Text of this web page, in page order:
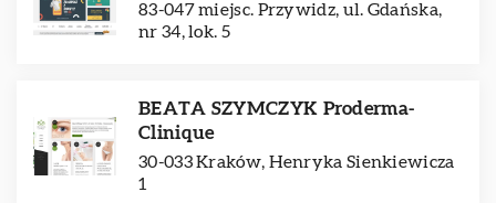
83-047 miejsc. Przywidz, ul. Gdańska,
nr 34, lok. 5
BEATA SZYMCZYK Proderma-
Clinique
30-033 Kraków, Henryka Sienkiewicza
1